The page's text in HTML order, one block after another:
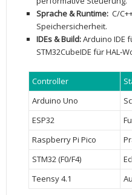
Sprache​ & Runtime: C/
Speichersicherheit.
IDEs & Build:⁢Arduino ⁣IDE
STM32CubeIDE für
Controller
Arduino Uno
ESP32
Raspberry Pi Pico
STM32 (F0/F4)
Teensy 4.1